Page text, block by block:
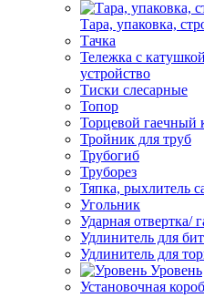
Тара, упаковка,
Тачка
Тележка с
устройство
Тиски слесарные
Топор
Торцевой гаечный
Тройник для труб
Трубогиб
Труборез
Тяпка, рыхлитель
Угольник
Ударная отвертка/
Удлинитель для бит
Удлинитель для
Уровень
Установочная